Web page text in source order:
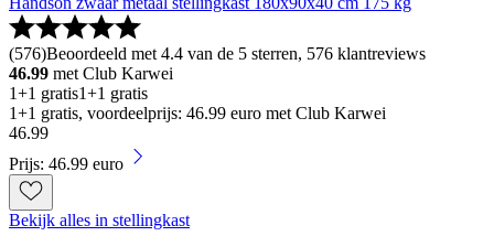
(576)Beoordeeld met 4.4 van de 5 sterren, 576 klantreviews
46.99 met Club Karwei
1+1 gratis1+1 gratis
1+1 gratis, voordeelprijs: 46.99 euro met Club Karwei
46.99
Prijs: 46.99 euro
Bekijk alles in stellingkast